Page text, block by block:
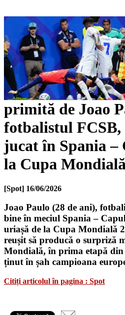
primită de Joao
fotbalistul FCSB,
jucat în Spania –
la Cupa
[Spot] 16/06/2026
Joao Paulo (28 de ani),
bine în meciul Spania –
uriașă de la Cupa Mondială
reușit să producă o surpriză
Mondială, în prima etapă din
ținut în șah campioana
Citiți articolul în pagina : Spot